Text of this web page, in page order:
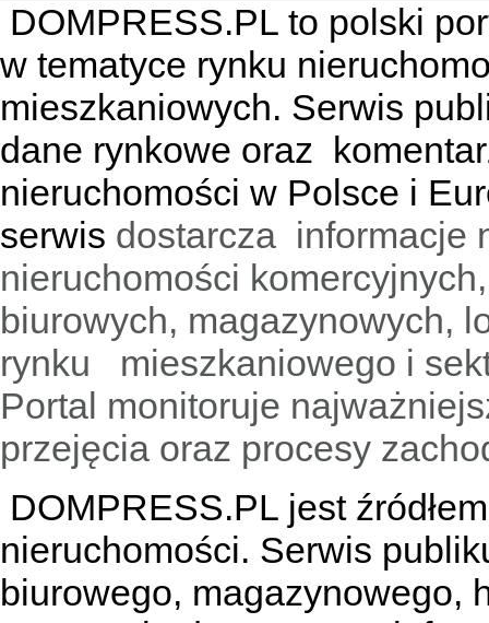
DOMPRESS.PL to polski
w tematyce rynku
mieszkaniowych. Serwis
dane rynkowe oraz
nieruchomości w Polsce i
serwis dostarcza informacje
nieruchomości
biurowych, magazynowych,
rynku mieszkaniowego i
Portal monitoruje
przejęcia oraz procesy
DOMPRESS.PL jest
nieruchomości. Serwis
biurowego, magazynowego,